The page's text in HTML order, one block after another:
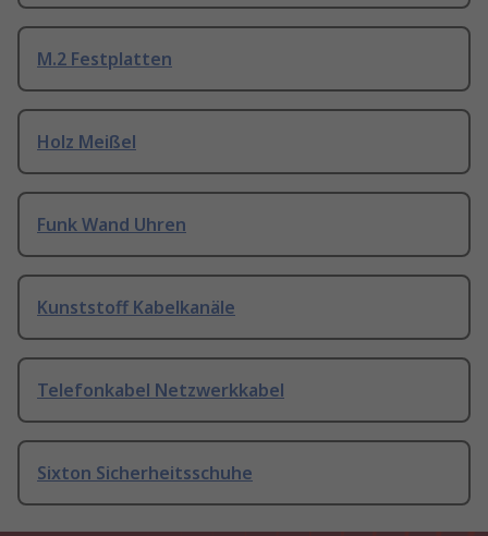
M.2 Festplatten
Holz Meißel
Funk Wand Uhren
Kunststoff Kabelkanäle
Telefonkabel Netzwerkkabel
Sixton Sicherheitsschuhe